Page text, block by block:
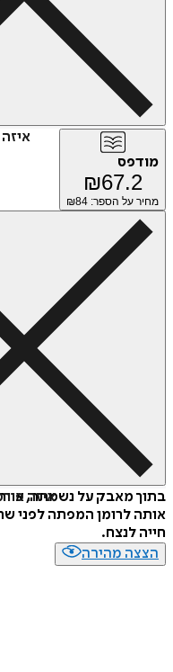
מודפס
₪67.2
מחיר על הספר: ₪ 84
איזה
בתוך מאבק על נשמתה,
אותה לרומן המפתה לפני
חייה לנצח.
הצצה מהירה